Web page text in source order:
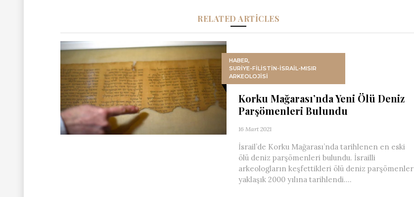
RELATED ARTICLES
HABER,
SURIYE-FILISTIN-İSRAIL-MISIR
ARKEOLOJISI
Korku Mağarası’nda Yeni Ölü Deniz
Parşömenleri Bulundu
16 Mart 2021
İsrail’de Korku Mağarası’nda tarihlenen en eski
ölü deniz parşömenleri bulundu. İsrailli
arkeologların keşfettikleri ölü deniz parşömenler
yaklaşık 2000 yılına tarihlendi....